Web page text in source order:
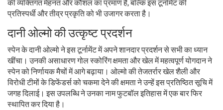
की व्यक्तिगत मेहनत और कौशल का प्रमाण है, बल्कि इस टूर्नामेंट की
प्रतिस्पर्धी और तीव्र प्रकृति को भी उजागर करता है।
दानी ओल्मो की उत्कृष्ट प्रदर्शन
स्पेन के दानी ओल्मो ने इस टूर्नामेंट में अपने शानदार प्रदर्शन से सभी का ध्यान
खींचा। उनकी असाधारण गोल स्कोरिंग क्षमता और खेल में महत्वपूर्ण योगदान ने
स्पेन को निर्णायक मैचों में आगे बढ़ाया। ओल्मो की तेजतर्रार खेल शैली और
विरोधी टीमों के डिफेंडर्स को चकमा देने की क्षमता ने उन्हें इस प्रतिष्ठित सूचि में
जगह दिलाई। इस उपलब्धि ने उनका नाम फुटबॉल इतिहास में एक बार फिर
स्थापित कर दिया है।